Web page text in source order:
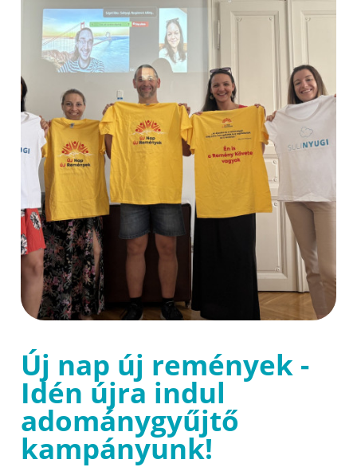
Új nap új remények -
Idén újra indul
adománygyűjtő
kampányunk!